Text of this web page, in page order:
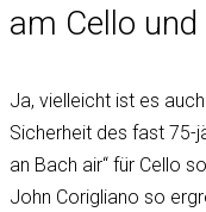
am Cello
Ja, vielleicht ist es
Sicherheit des fast 75-
an Bach air“ für Cello
John Corigliano so